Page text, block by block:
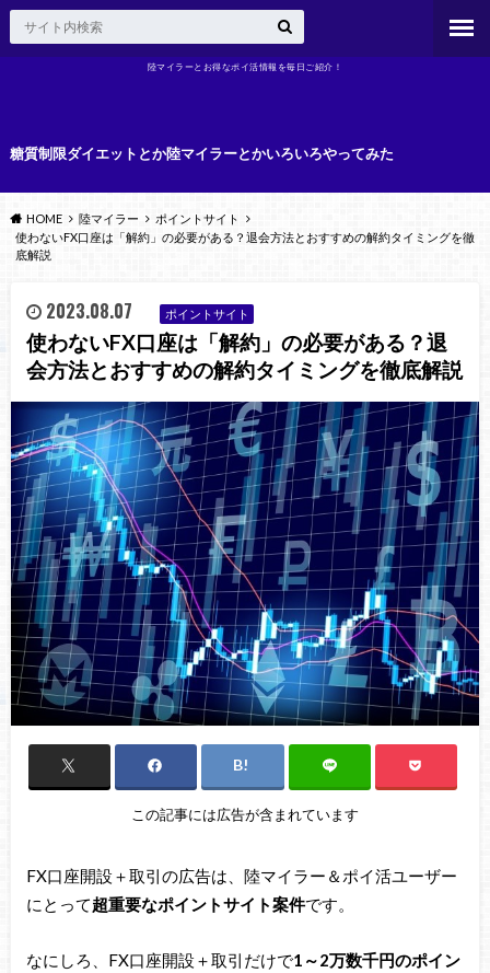
陸マイラーとお得なポイ活情報を毎日ご紹介！
糖質制限ダイエットとか陸マイラーとかいろいろやってみた
HOME 陸マイラー
ポイントサイト
使わないFX口座は「解約」の必要がある？退会方法とおすすめの解約タイミングを徹
底解説
2023.08.07 ポイントサイト
使わないFX口座は「解約」の必要がある？退
会方法とおすすめの解約タイミングを徹底解説
この記事には広告が含まれています
FX口座開設＋取引の広告は、陸マイラー＆ポイ活ユーザー
にとって超重要なポイントサイト案件です。
なにしろ、FX口座開設＋取引だけで1～2万数千円のポイン